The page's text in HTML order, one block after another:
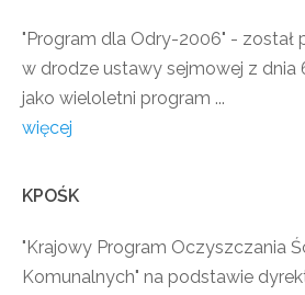
"Program dla Odry-2006" - został
w drodze ustawy sejmowej z dnia
jako wieloletni program ...
więcej
KPOŚK
"Krajowy Program Oczyszczania
Komunalnych" na podstawie